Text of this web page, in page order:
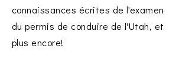
connaissances écrites de l'examen
du permis de conduire de l'Utah, et
plus encore!